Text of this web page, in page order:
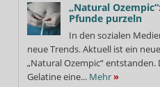
„Natural
Pfunde purzeln
In den sozialen
neue Trends. Aktuell ist ein
„Natural Ozempic“ entstanden.
Gelatine eine... Mehr»